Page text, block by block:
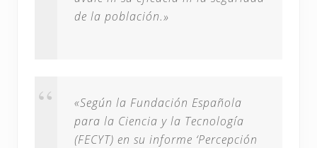
de la población.»
«Según la Fundación Española
para la Ciencia y la Tecnología
(FECYT) en su informe ‘Percepción